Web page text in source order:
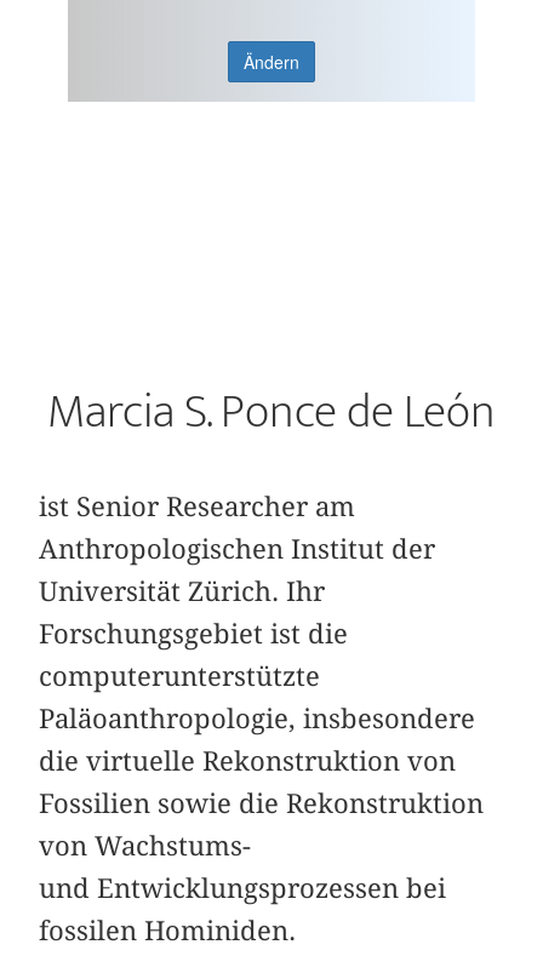
Ändern
Marcia S. Ponce de León
ist Senior Researcher am
Anthropologischen Institut der
Universität Zürich. Ihr
Forschungsgebiet ist die
computerunterstützte
Paläoanthropologie, insbesondere
die virtuelle Rekonstruktion von
Fossilien sowie die Rekonstruktion
von Wachstums-
und Entwicklungsprozessen bei
fossilen Hominiden.